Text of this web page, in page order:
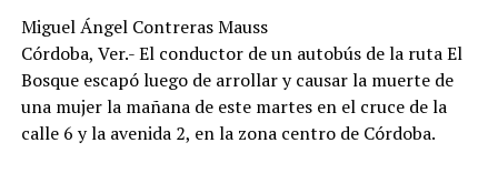
Miguel Ángel Contreras Mauss
Córdoba, Ver.- El conductor de un autobús de la ruta El
Bosque escapó luego de arrollar y causar la muerte de
una mujer la mañana de este martes en el cruce de la
calle 6 y la avenida 2, en la zona centro de Córdoba.